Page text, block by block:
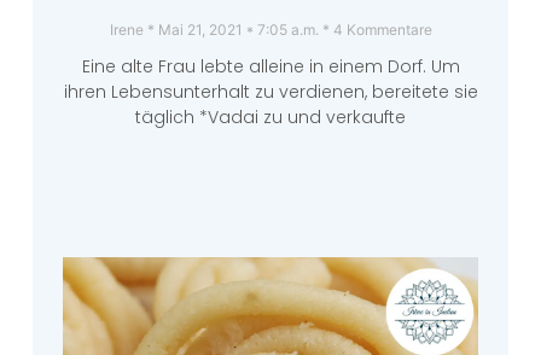
Irene Mai 21, 2021 7:05 a.m. 4 Kommentare
Eine alte Frau lebte alleine in einem Dorf. Um
ihren Lebensunterhalt zu verdienen, bereitete sie
täglich *Vadai zu und verkaufte